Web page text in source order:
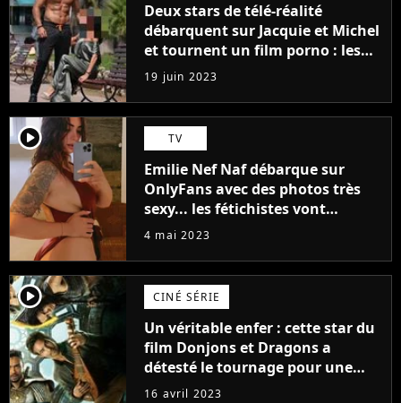
Deux stars de télé-réalité
débarquent sur Jacquie et Michel
et tournent un film porno : les
premières images du tournage
(exclu)
19 juin 2023
player2 TV
Emilie Nef Naf débarque sur
OnlyFans avec des photos très
sexy... les fétichistes vont
prendre leur pied !
4 mai 2023
player2 CINÉ SÉRIE
Un véritable enfer : cette star du
film Donjons et Dragons a
détesté le tournage pour une
raison très spéciale
16 avril 2023